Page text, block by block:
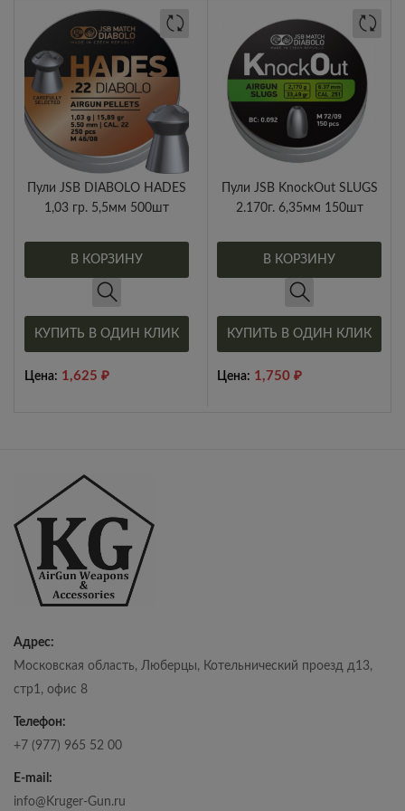
Пули JSB DIABOLO HADES
1,03 гр. 5,5мм 500шт
В КОРЗИНУ
КУПИТЬ В ОДИН КЛИК
Цена: 1,625 ₽
Пули JSB KnockOut SLUGS
2.170г. 6,35мм 150шт
В КОРЗИНУ
КУПИТЬ В ОДИН КЛИК
Цена: 1,750 ₽
Адрес:
Московская область, Люберцы, Котельнический проезд д13,
стр1, офис 8
Телефон:
+7 (977) 965 52 00
E-mail:
info@Kruger-Gun.ru